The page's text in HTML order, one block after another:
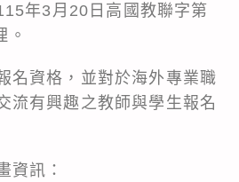
年3月20日高國教聯字第
。
名資格，並對於海外專業職
流有興趣之教師與學生報名
資訊：